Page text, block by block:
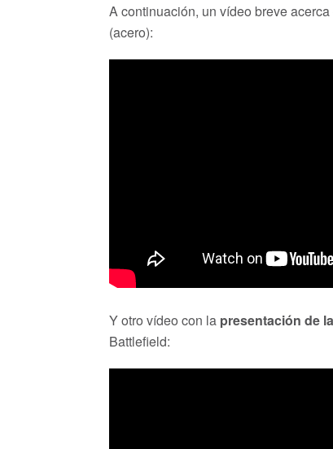
A continuación, un vídeo breve acerca
(acero):
Y otro vídeo con la presentación de
Battlefield: